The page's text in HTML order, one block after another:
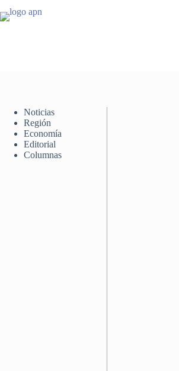
al
Noticias
Región
Economía
Editorial
Columnas